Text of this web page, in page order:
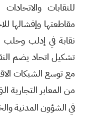
للنقابات
تشكيل اتحاد يضم
مع توسع الشبكات
من المعابر التجارية
في الشؤون المدنية